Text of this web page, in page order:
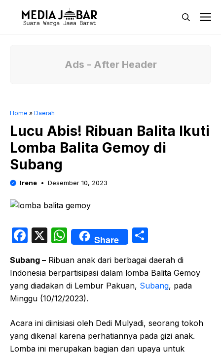
Ads - After Header
Home » Daerah
Lucu Abis! Ribuan Balita Ikuti
Lomba Balita Gemoy di
Subang
Irene Desember 10, 2023
F
c
e
b
o
k
X
W
h
at
s
A
p
Share
ar
e
Subang – Ribuan anak dari berbagai daerah di
Indonesia berpartisipasi dalam lomba Balita Gemoy
yang diadakan di Lembur Pakuan, Subang, pada
Minggu (10/12/2023).
Acara ini diinisiasi oleh Dedi Mulyadi, seorang tokoh
yang dikenal karena perhatiannya pada gizi anak.
Lomba ini merupakan bagian dari upaya untuk